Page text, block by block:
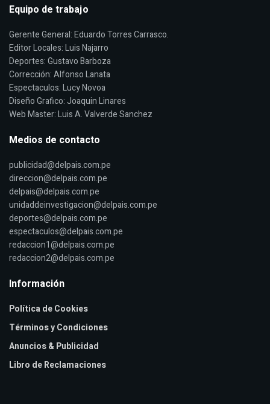
Equipo de trabajo
Gerente General: Eduardo Torres Carrasco.
Editor Locales: Luis Najarro
Deportes: Gustavo Barboza
Corrección: Alfonso Lanata
Espectaculos: Lucy Novoa
Diseño Grafico: Joaquin Linares
Web Master: Luis A. Valverde Sanchez
Medios de contacto
publicidad@delpais.com.pe
direccion@delpais.com.pe
delpais@delpais.com.pe
unidaddeinvestigacion@delpais.com.pe
deportes@delpais.com.pe
espectaculos@delpais.com.pe
redaccion1@delpais.com.pe
redaccion2@delpais.com.pe
Información
Política de Cookies
Términos y Condiciones
Anuncios & Publicidad
Libro de Reclamaciones